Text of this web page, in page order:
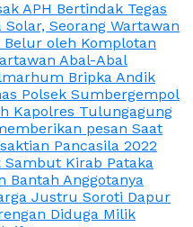
APH Bertindak Tegas
Seorang Wartawan
Belur oleh Komplotan
Abal-Abal
Bripka Andik
Polsek Sumbergempol
Kapolres Tulungagung
pesan Saat
Pancasila 2022
Sambut Kirab Pataka
Bantah Anggotanya
Justru Soroti Dapur
Diduga Milik